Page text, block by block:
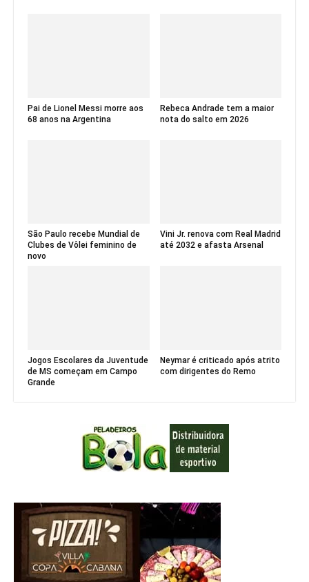
Pai de Lionel Messi morre aos
68 anos na Argentina
Rebeca Andrade tem a maior
nota do salto em 2026
São Paulo recebe Mundial de
Clubes de Vôlei feminino de
novo
Vini Jr. renova com Real Madrid
até 2032 e afasta Arsenal
Jogos Escolares da Juventude
de MS começam em Campo
Grande
Neymar é criticado após atrito
com dirigentes do Remo